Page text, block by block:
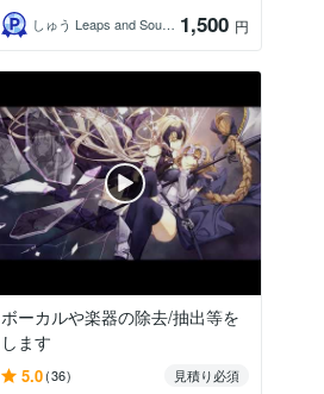
しゅう Leaps and Sounds
1,500 円
ボーカルや楽器の除去/抽出等を
します
5.0(36)
見積り必須